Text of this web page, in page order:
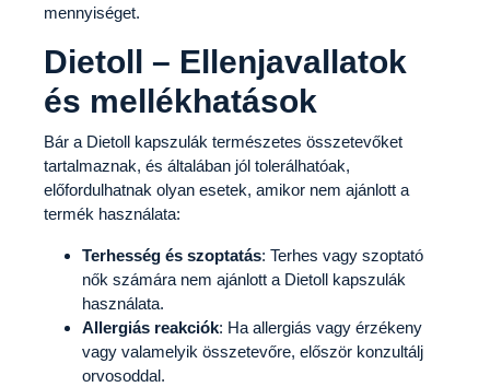
mennyiséget.
Dietoll – Ellenjavallatok
és mellékhatások
Bár a Dietoll kapszulák természetes összetevőket
tartalmaznak, és általában jól tolerálhatóak,
előfordulhatnak olyan esetek, amikor nem ajánlott a
termék használata:
Terhesség és szoptatás: Terhes vagy szoptató
nők számára nem ajánlott a Dietoll kapszulák
használata.
Allergiás reakciók: Ha allergiás vagy érzékeny
vagy valamelyik összetevőre, először konzultálj
orvosoddal.